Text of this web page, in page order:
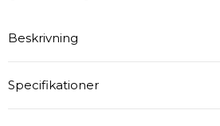
Beskrivning
Gallermått: 600x400 mm
Specifikationer